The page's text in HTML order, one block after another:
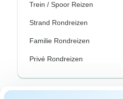
Trein / Spoor Reizen
Strand Rondreizen
Familie Rondreizen
Privé Rondreizen